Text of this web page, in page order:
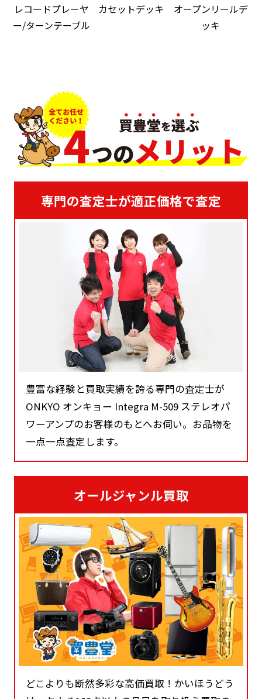
レコードプレーヤ
ー/ターンテーブル
カセットデッキ
オープンリールデ
ッキ
専門の査定士が適正価格で査定
豊富な経験と買取実績を誇る専門の査定士が
ONKYO オンキョー Integra M-509 ステレオパ
ワーアンプのお客様のもとへお伺い。お品物を
一点一点査定します。
オールジャンル買取
どこよりも断然多彩な高価買取！かいほうどう